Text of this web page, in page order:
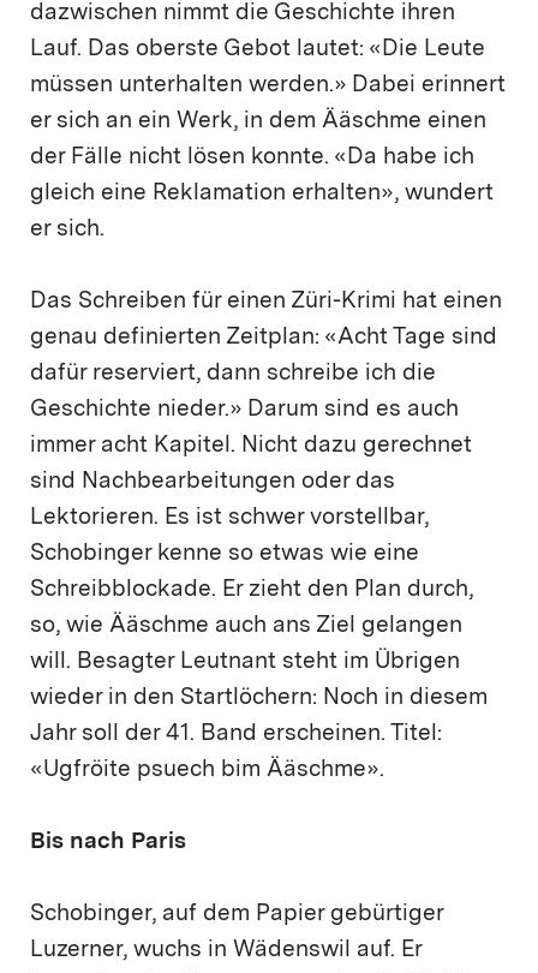
dazwischen nimmt die Geschichte ihren
Lauf. Das oberste Gebot lautet: «Die Leute
müssen unterhalten werden.» Dabei erinnert
er sich an ein Werk, in dem Ääschme einen
der Fälle nicht lösen konnte. «Da habe ich
gleich eine Reklamation erhalten», wundert
er sich.
Das Schreiben für einen Züri-Krimi hat einen
genau definierten Zeitplan: «Acht Tage sind
dafür reserviert, dann schreibe ich die
Geschichte nieder.» Darum sind es auch
immer acht Kapitel. Nicht dazu gerechnet
sind Nachbearbeitungen oder das
Lektorieren. Es ist schwer vorstellbar,
Schobinger kenne so etwas wie eine
Schreibblockade. Er zieht den Plan durch,
so, wie Ääschme auch ans Ziel gelangen
will. Besagter Leutnant steht im Übrigen
wieder in den Startlöchern: Noch in diesem
Jahr soll der 41. Band erscheinen. Titel:
«Ugfröite psuech bim Ääschme».
Bis nach Paris
Schobinger, auf dem Papier gebürtiger
Luzerner, wuchs in Wädenswil auf. Er